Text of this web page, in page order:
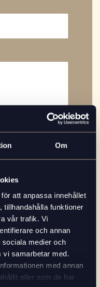
Om
att anpassa innehållet
tillhandahålla funktioner
vår trafik. Vi
och annan
medier och
vi samarbetar med.
med annan
eller som de har
kontor*
oss
dina